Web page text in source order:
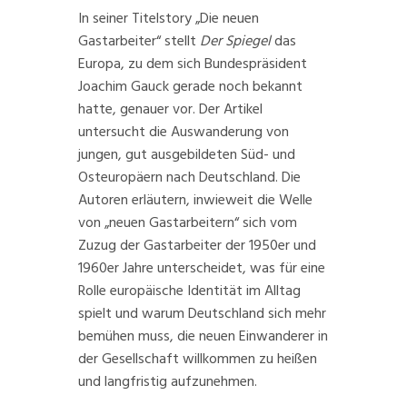
In seiner Titelstory„Die neuen
Gastarbeiter“stellt DerSpiegeldas
Europa, zu dem sich Bundespräsident
Joachim Gauck gerade noch bekannt
hatte, genauer vor. Der Artikel
untersucht die Auswanderung von
jungen, gut ausgebildeten Süd- und
Osteuropäern nach Deutschland. Die
Autoren erläutern, inwieweit die Welle
von „neuen Gastarbeitern“ sich vom
Zuzug der Gastarbeiter der 1950er und
1960er Jahre unterscheidet, was für eine
Rolle europäische Identität im Alltag
spielt und warum Deutschland sich mehr
bemühen muss, die neuen Einwanderer in
der Gesellschaft willkommen zu heißen
und langfristig aufzunehmen.